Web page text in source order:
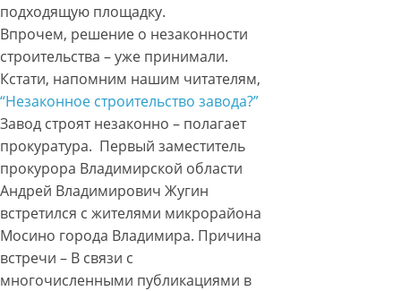
подходящую площадку.
Впрочем, решение о незаконности
строительства – уже принимали.
Кстати, напомним нашим читателям,
“Незаконное строительство завода?”
Завод строят незаконно – полагает
прокуратура. Первый заместитель
прокурора Владимирской области
Андрей Владимирович Жугин
встретился с жителями микрорайона
Мосино города Владимира. Причина
встречи – В связи с
многочисленными публикациями в